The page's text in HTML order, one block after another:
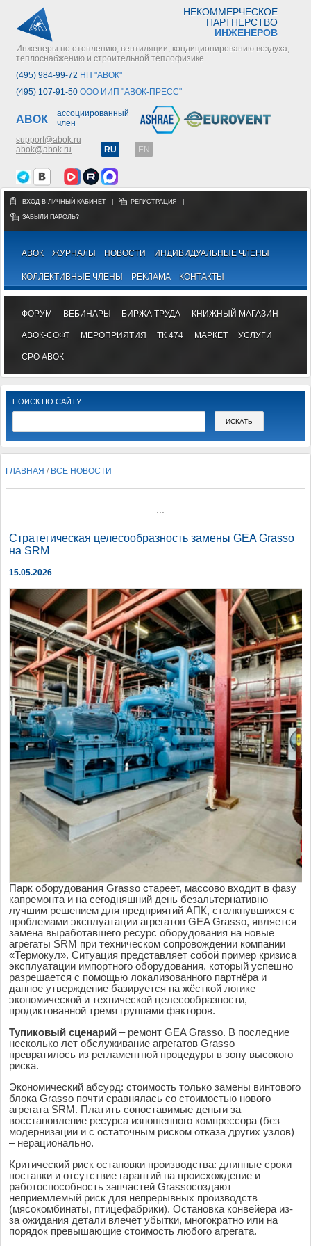
НЕКОММЕРЧЕСКОЕ
ПАРТНЕРСТВО
ИНЖЕНЕРОВ
Инженеры по отоплению, вентиляции, кондиционированию воздуха,
теплоснабжению и строительной теплофизике
(495) 984-99-72 НП "АВОК"
(495) 107-91-50 ООО ИИП "АВОК-ПРЕСС"
АВОК
ассоциированный
член
support@abok.ru
abok@abok.ru
RU EN
ВХОД В ЛИЧНЫЙ КАБИНЕТ РЕГИСТРАЦИЯ
ЗАБЫЛИ ПАРОЛЬ?
АВОК ЖУРНАЛЫ НОВОСТИ ИНДИВИДУАЛЬНЫЕ ЧЛЕНЫ
КОЛЛЕКТИВНЫЕ ЧЛЕНЫ РЕКЛАМА КОНТАКТЫ
ФОРУМ ВЕБИНАРЫ БИРЖА ТРУДА КНИЖНЫЙ МАГАЗИН
АВОК-СОФТ МЕРОПРИЯТИЯ ТК 474 МАРКЕТ УСЛУГИ
СРО АВОК
ПОИСК ПО САЙТУ
ГЛАВНАЯ / ВСЕ НОВОСТИ
Стратегическая целесообразность замены GEA Grasso
на SRM
15.05.2026
Парк оборудования Grasso стареет, массово входит в фазу
капремонта и на сегодняшний день безальтернативно
лучшим решением для предприятий АПК, столкнувшихся с
проблемами эксплуатации агрегатов GEA Grasso, является
замена выработавшего ресурс оборудования на новые
агрегаты SRM при техническом сопровождении компании
«Термокул». Ситуация представляет собой пример кризиса
эксплуатации импортного оборудования, который успешно
разрешается с помощью локализованного партнёра и
данное утверждение базируется на жёсткой логике
экономической и технической целесообразности,
продиктованной тремя группами факторов.
Тупиковый сценарий – ремонт GEA Grasso. В последние
несколько лет обслуживание агрегатов Grasso
превратилось из регламентной процедуры в зону высокого
риска.
Экономический абсурд: стоимость только замены винтового
блока Grasso почти сравнялась со стоимостью нового
агрегата SRM. Платить сопоставимые деньги за
восстановление ресурса изношенного компрессора (без
модернизации и с остаточным риском отказа других узлов)
– нерационально.
Критический риск остановки производства: длинные сроки
поставки и отсутствие гарантий на происхождение и
работоспособность запчастей Grassoсоздают
неприемлемый риск для непрерывных производств
(мясокомбинаты, птицефабрики). Остановка конвейера из-
за ожидания детали влечёт убытки, многократно или на
порядок превышающие стоимость любого агрегата.